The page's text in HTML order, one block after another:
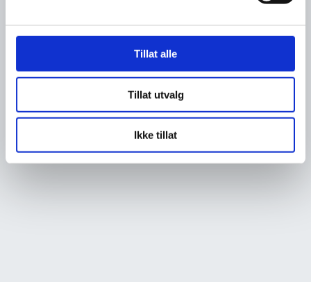
Tillat alle
Tillat utvalg
Ikke tillat